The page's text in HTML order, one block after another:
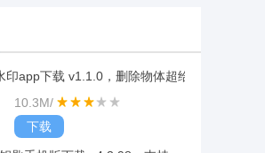
10.3M/
下载